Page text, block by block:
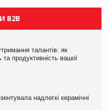
B2B
талантів: як
продуктивність вашої
надлегкі керамічні